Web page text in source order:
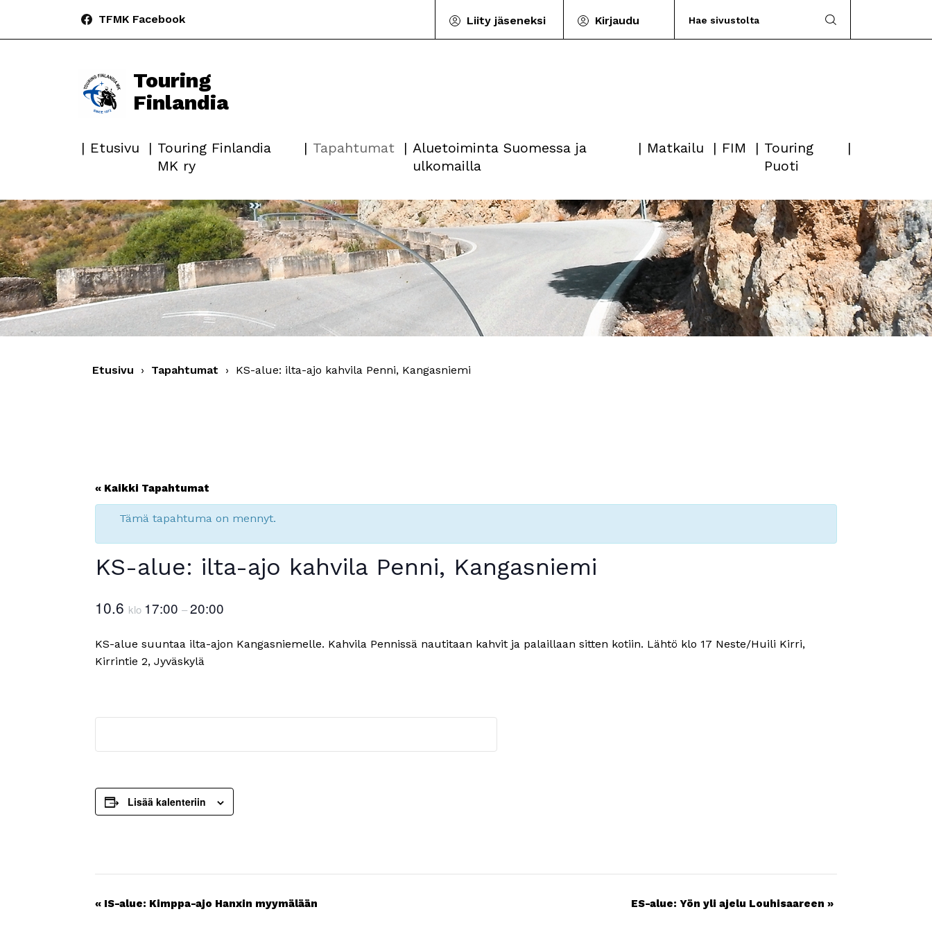
Touring
Finlandia
TFMK Facebook Liity jäseneksi Kirjaudu
Etusivu
Touring Finlandia
MK ry
Tapahtumat
Aluetoiminta Suomessa ja
ulkomailla
Matkailu FIM
Touring
Puoti
Etusivu › Tapahtumat › KS-alue: ilta-ajo kahvila Penni, Kangasniemi
« Kaikki Tapahtumat
Tämä tapahtuma on mennyt.
KS-alue: ilta-ajo kahvila Penni, Kangasniemi
10.6 klo 17:00 –20:00
KS-alue suuntaa ilta-ajon Kangasniemelle. Kahvila Pennissä nautitaan kahvit ja palaillaan sitten kotiin. Lähtö klo 17 Neste/Huili Kirri,
Kirrintie 2, Jyväskylä
Lisää kalenteriin
Tapahtuma
« IS-alue: Kimppa-ajo Hanxin myymälään ES-alue: Yön yli ajelu Louhisaareen »